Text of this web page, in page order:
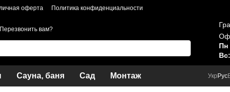
оферта Политика конфиденциальности
Перезвонить вам?
Пн
Вс:
Сауна, баня Сад Монтаж Укр Рус